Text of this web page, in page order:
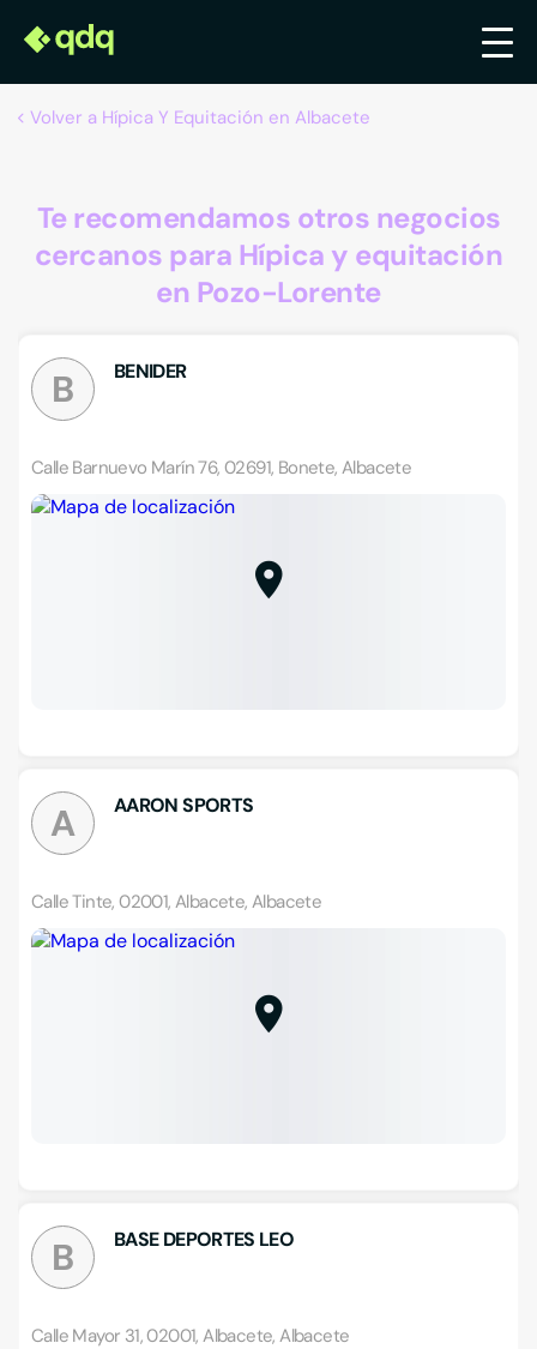
Volver a Hípica Y Equitación en Albacete
Te recomendamos otros negocios
cercanos para Hípica y equitación
en Pozo-Lorente
B BENIDER
Calle Barnuevo Marín 76, 02691, Bonete, Albacete
A AARON SPORTS
Calle Tinte, 02001, Albacete, Albacete
B BASE DEPORTES LEO
Calle Mayor 31, 02001, Albacete, Albacete